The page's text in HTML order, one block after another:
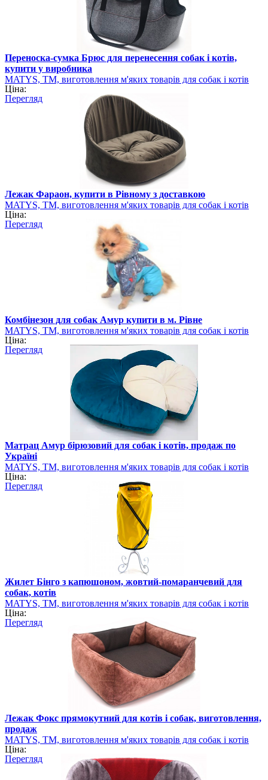
Переноска-сумка Брюс для перенесення собак і котів,
купити у виробника
MATYS, ТМ, виготовлення м'яких товарів для собак і котів
Ціна:
Перегляд
Лежак Фараон, купити в Рівному з доставкою
MATYS, ТМ, виготовлення м'яких товарів для собак і котів
Ціна:
Перегляд
Комбінезон для собак Амур купити в м. Рівне
MATYS, ТМ, виготовлення м'яких товарів для собак і котів
Ціна:
Перегляд
Матрац Амур бірюзовий для собак і котів, продаж по
Україні
MATYS, ТМ, виготовлення м'яких товарів для собак і котів
Ціна:
Перегляд
Жилет Бінго з капюшоном, жовтий-помаранчевий для
собак, котів
MATYS, ТМ, виготовлення м'яких товарів для собак і котів
Ціна:
Перегляд
Лежак Фокс прямокутний для котів і собак, виготовлення,
продаж
MATYS, ТМ, виготовлення м'яких товарів для собак і котів
Ціна:
Перегляд